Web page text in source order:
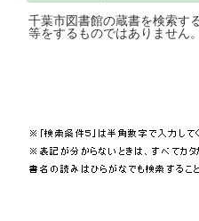
千葉市図書館の蔵
等をするものではありません。